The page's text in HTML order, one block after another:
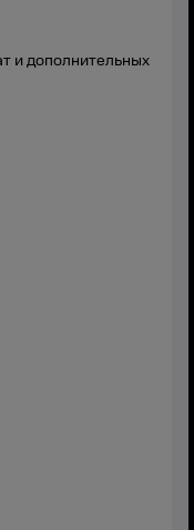
и дополнительных